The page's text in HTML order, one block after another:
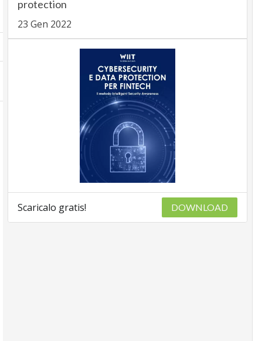
protection
23 Gen 2022
Scaricalo gratis! DOWNLOAD